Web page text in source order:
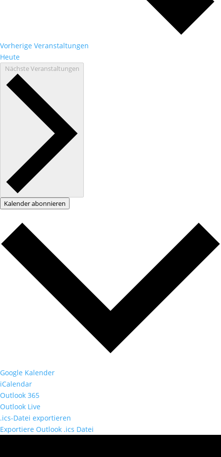
Vorherige Veranstaltungen
Heute
NächsteVeranstaltungen
Kalender abonnieren
Google Kalender
iCalendar
Outlook 365
Outlook Live
.ics-Datei exportieren
Exportiere Outlook .ics Datei